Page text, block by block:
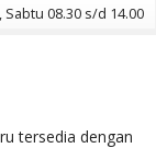
Sabtu 08.30 s/d 14.00
tersedia dengan